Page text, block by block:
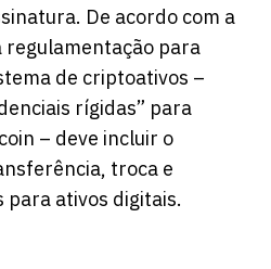
De acordo com a
regulamentação para
de criptoativos –
rígidas” para
– deve incluir o
troca e
para ativos digitais.